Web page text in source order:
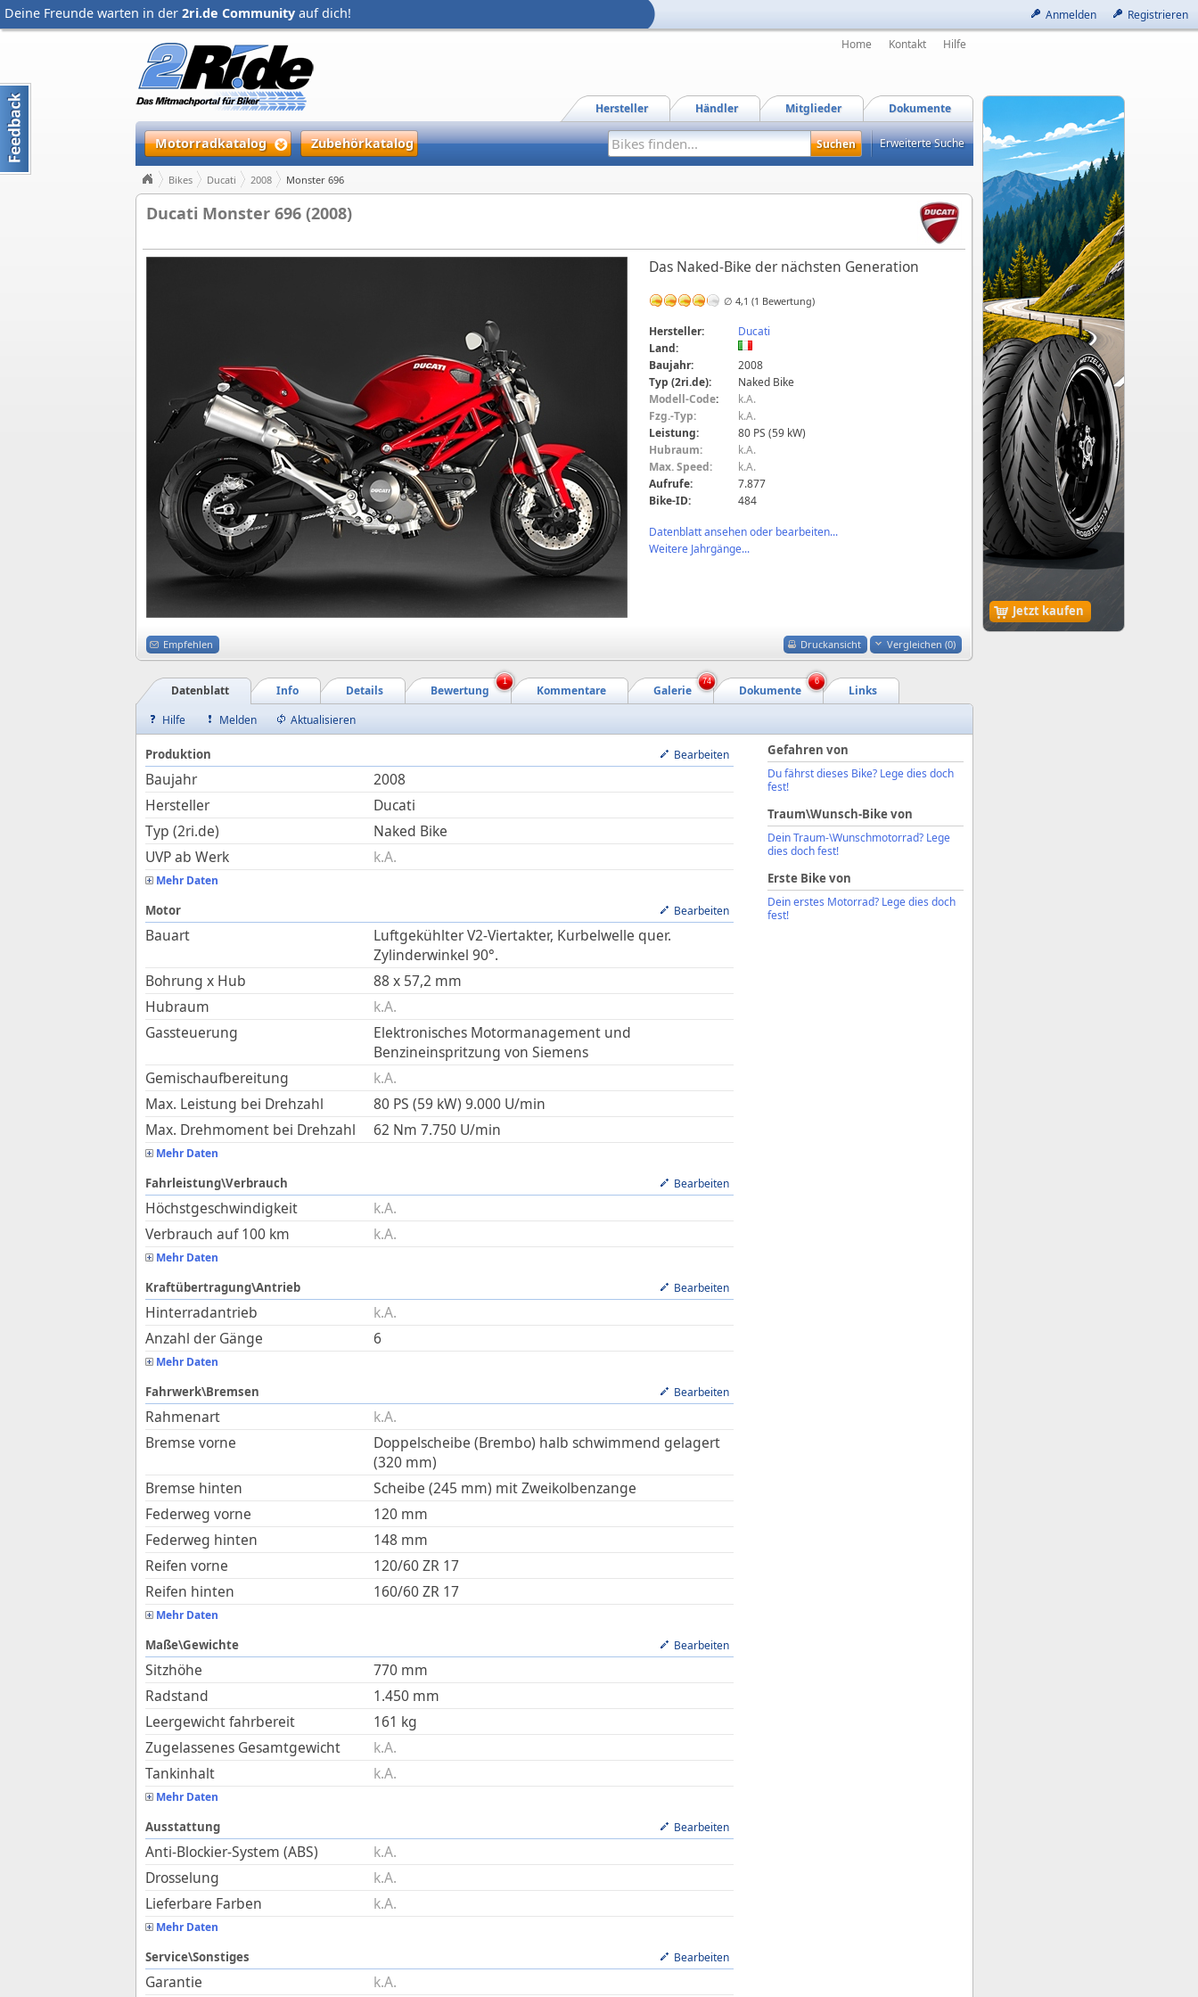
Anmelden Registrieren
Deine Freunde warten in der 2ri.de Community auf dich!
Jetzt kaufen
Home Kontakt Hilfe
Dokumente
Mitglieder
Händler
Hersteller
Motorradkatalog Zubehörkatalog Erweiterte Suche
Bikes Ducati 2008 Monster 696
Ducati Monster 696 (2008)
Das Naked-Bike der nächsten Generation
∅ 4,1 (1 Bewertung)
Hersteller:
Ducati
Land:
Baujahr:
2008
Typ (2ri.de):
Naked Bike
Modell-Code:
k.A.
Fzg.-Typ:
k.A.
Leistung:
80 PS (59 kW)
Hubraum:
k.A.
Max. Speed:
k.A.
Aufrufe:
7.877
Bike-ID:
484
Datenblatt ansehen oder bearbeiten...
Weitere Jahrgänge...
Druckansicht Vergleichen (0)
Empfehlen
Links
Dokumente
Galerie
Kommentare
Bewertung
Details
Info
Datenblatt
1 74 6
Hilfe Melden Aktualisieren
Produktion Bearbeiten
Baujahr
2008
Hersteller
Ducati
Typ (2ri.de)
Naked Bike
UVP ab Werk
k.A.
Mehr Daten
Motor Bearbeiten
Bauart
Luftgekühlter V2-Viertakter, Kurbelwelle quer.
Zylinderwinkel 90°.
Bohrung x Hub
88 x 57,2 mm
Hubraum
k.A.
Gassteuerung
Elektronisches Motormanagement und
Benzineinspritzung von Siemens
Gemischaufbereitung
k.A.
Max. Leistung bei Drehzahl
80 PS (59 kW) 9.000 U/min
Max. Drehmoment bei Drehzahl
62 Nm 7.750 U/min
Mehr Daten
Fahrleistung\Verbrauch Bearbeiten
Höchstgeschwindigkeit
k.A.
Verbrauch auf 100 km
k.A.
Mehr Daten
Kraftübertragung\Antrieb Bearbeiten
Hinterradantrieb
k.A.
Anzahl der Gänge
6
Mehr Daten
Fahrwerk\Bremsen Bearbeiten
Rahmenart
k.A.
Bremse vorne
Doppelscheibe (Brembo) halb schwimmend gelagert
(320 mm)
Bremse hinten
Scheibe (245 mm) mit Zweikolbenzange
Federweg vorne
120 mm
Federweg hinten
148 mm
Reifen vorne
120/60 ZR 17
Reifen hinten
160/60 ZR 17
Mehr Daten
Maße\Gewichte Bearbeiten
Sitzhöhe 770 mm
Radstand
1.450 mm
Leergewicht fahrbereit
161 kg
Zugelassenes Gesamtgewicht
k.A.
Tankinhalt
k.A.
Mehr Daten
Ausstattung Bearbeiten
Anti-Blockier-System (ABS)
k.A.
Drosselung
k.A.
Lieferbare Farben
k.A.
Mehr Daten
Service\Sonstiges Bearbeiten
Garantie k.A.
Gefahren von
Du fährst dieses Bike? Lege dies doch
fest!
Traum\Wunsch-Bike von
Dein Traum-\Wunschmotorrad? Lege
dies doch fest!
Erste Bike von
Dein erstes Motorrad? Lege dies doch
fest!